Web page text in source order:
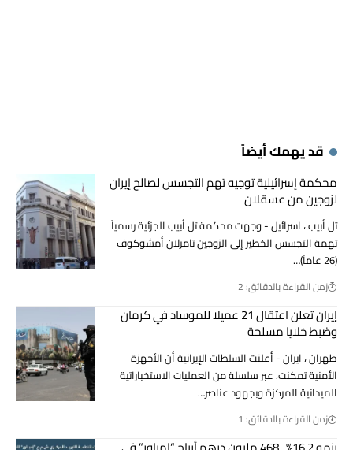
قد يهمك أيضاً
محكمة إسرائيلية توجيه تهم التجسس لصالح إيران
لزوجين من عسقلان
تل أبيب ، اسرائيل - وجهت محكمة تل أبيب الجزئية رسمياً
تهمة التجسس الخطير إلى الزوجين تامرلان أمشوكوف
(26 عاماً)…
زمن القراءة بالدقائق: 2
إيران تعلن اعتقال 21 عميلا للموساد في كرمان
وضبط خلايا مسلحة
طهران ، ايران - أعلنت السلطات الإيرانية أن الأجهزة
الأمنية تمكنت، عبر سلسلة من العمليات الاستخباراتية
الميدانية المركزة وبجهود عناصر…
زمن القراءة بالدقائق: 1